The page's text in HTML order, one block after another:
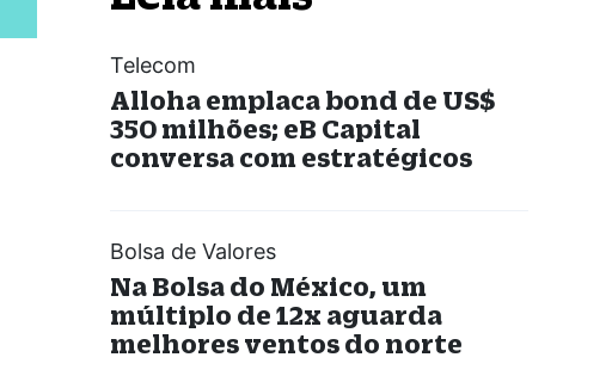
Telecom
Alloha emplaca bond de US$
350 milhões; eB Capital
conversa com estratégicos
Bolsa de Valores
Na Bolsa do México, um
múltiplo de 12x aguarda
melhores ventos do norte